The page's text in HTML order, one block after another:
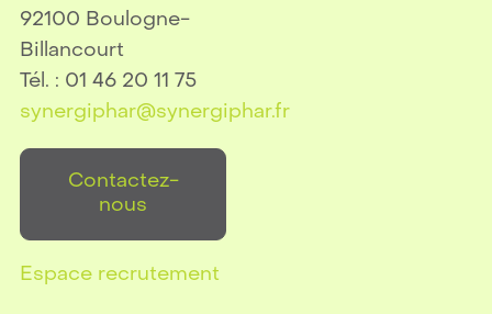
92100 Boulogne-
Billancourt
Tél. : 01 46 20 11 75
synergiphar@synergiphar.fr
Contactez-
nous
Espace recrutement